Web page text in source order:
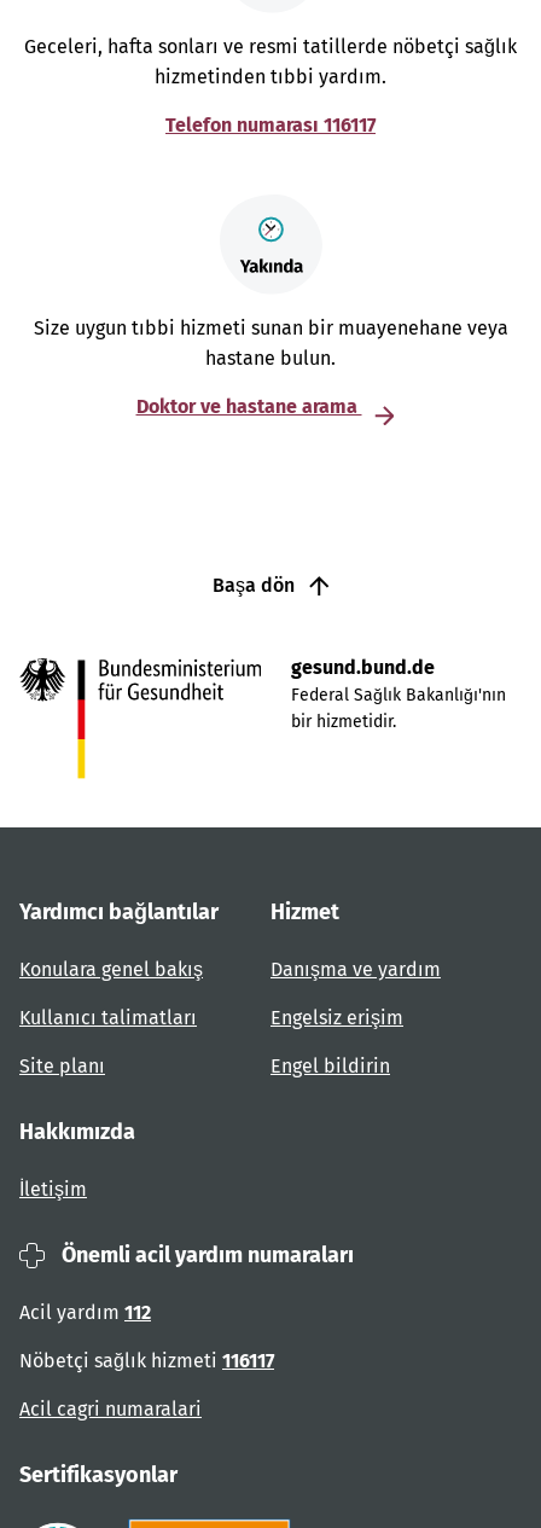
Geceleri, hafta sonları ve resmi tatillerde nöbetçi sağlık
hizmetinden tıbbi yardım.
Telefon numarası 116117
Size uygun tıbbi hizmeti sunan bir muayenehane veya
hastane bulun.
Doktor ve hastane arama
Başa dön
gesund.bund.de
Federal Sağlık Bakanlığı'nın
bir hizmetidir.
Yardımcı bağlantılar
Konulara genel bakış
Kullanıcı talimatları
Site planı
Hizmet
Danışma ve yardım
Engelsiz erişim
Engel bildirin
Hakkımızda
İletişim
Önemli acil yardım numaraları
Acil yardım 112
Nöbetçi sağlık hizmeti 116117
Acil cagri numaralari
Sertifikasyonlar